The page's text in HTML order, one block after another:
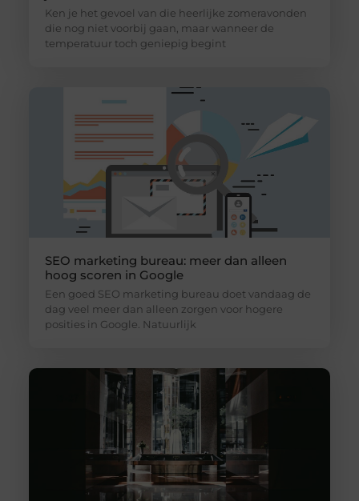
Ken je het gevoel van die heerlijke zomeravonden
die nog niet voorbij gaan, maar wanneer de
temperatuur toch geniepig begint
SEO marketing bureau: meer dan alleen
hoog scoren in Google
Een goed SEO marketing bureau doet vandaag de
dag veel meer dan alleen zorgen voor hogere
posities in Google. Natuurlijk